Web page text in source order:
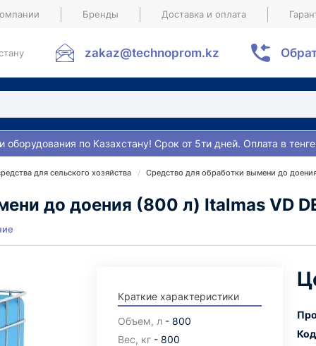
Бренды Доставка и оплата
zakaz@technoprom.kz
оборудования по Казахстану! Срок от 5ти дней. Оплата в
для сельского хозяйства Средство для обработки вымени до
до доения (800 л) Italmas VD
Краткие характеристики
Объем, л - 800
Вес, кг- 800